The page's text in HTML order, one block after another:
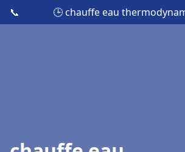
📞 🕒 chauffe eau